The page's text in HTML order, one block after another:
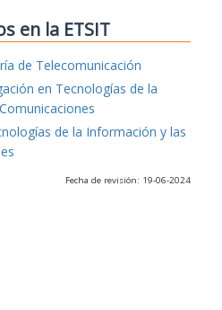
en la ETSIT
de Telecomunicación
en Tecnologías de la
de la Información y las
Fecha de revisión: 19-06-2024